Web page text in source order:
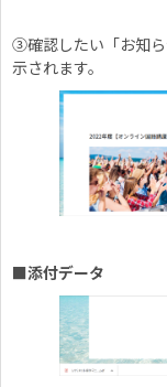
③確認したい「お知
示されます。
■添付データ